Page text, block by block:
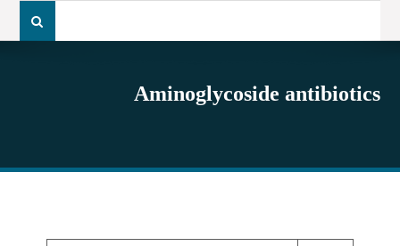
جست
Aminoglycoside antibiotics